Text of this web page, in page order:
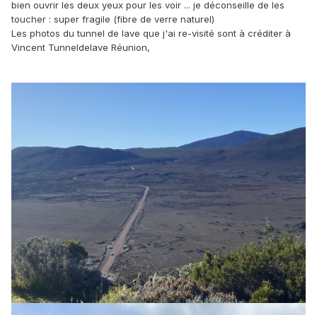
bien ouvrir les deux yeux pour les voir ... je déconseille de les
toucher : super fragile (fibre de verre naturel)
Les photos du tunnel de lave que j'ai re-visité sont à créditer à
Vincent Tunneldelave Réunion,